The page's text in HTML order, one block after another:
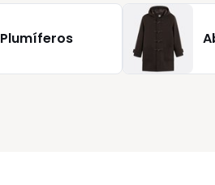
Plumíferos